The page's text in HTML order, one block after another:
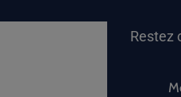
Restez